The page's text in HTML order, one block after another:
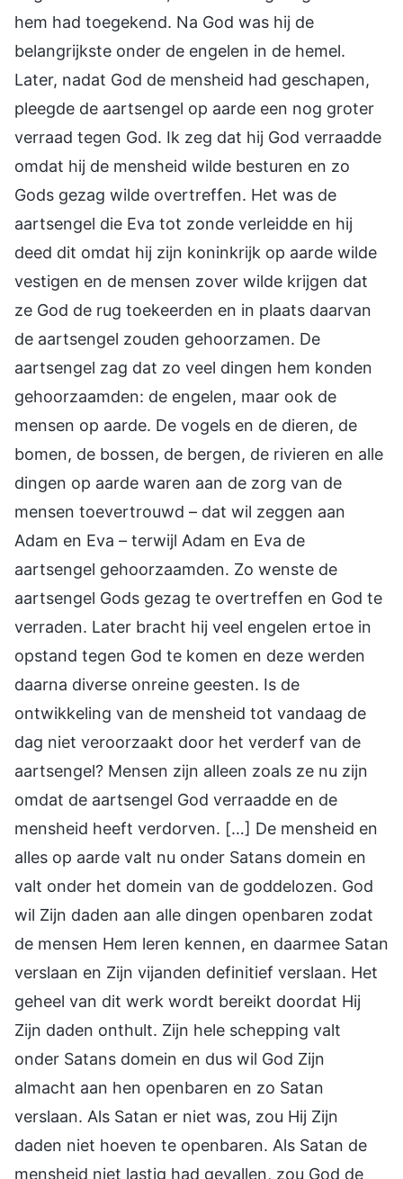
hem had toegekend. Na God was hij de
belangrijkste onder de engelen in de hemel.
Later, nadat God de mensheid had geschapen,
pleegde de aartsengel op aarde een nog groter
verraad tegen God. Ik zeg dat hij God verraadde
omdat hij de mensheid wilde besturen en zo
Gods gezag wilde overtreffen. Het was de
aartsengel die Eva tot zonde verleidde en hij
deed dit omdat hij zijn koninkrijk op aarde wilde
vestigen en de mensen zover wilde krijgen dat
ze God de rug toekeerden en in plaats daarvan
de aartsengel zouden gehoorzamen. De
aartsengel zag dat zo veel dingen hem konden
gehoorzaamden: de engelen, maar ook de
mensen op aarde. De vogels en de dieren, de
bomen, de bossen, de bergen, de rivieren en alle
dingen op aarde waren aan de zorg van de
mensen toevertrouwd – dat wil zeggen aan
Adam en Eva – terwijl Adam en Eva de
aartsengel gehoorzaamden. Zo wenste de
aartsengel Gods gezag te overtreffen en God te
verraden. Later bracht hij veel engelen ertoe in
opstand tegen God te komen en deze werden
daarna diverse onreine geesten. Is de
ontwikkeling van de mensheid tot vandaag de
dag niet veroorzaakt door het verderf van de
aartsengel? Mensen zijn alleen zoals ze nu zijn
omdat de aartsengel God verraadde en de
mensheid heeft verdorven. […] De mensheid en
alles op aarde valt nu onder Satans domein en
valt onder het domein van de goddelozen. God
wil Zijn daden aan alle dingen openbaren zodat
de mensen Hem leren kennen, en daarmee Satan
verslaan en Zijn vijanden definitief verslaan. Het
geheel van dit werk wordt bereikt doordat Hij
Zijn daden onthult. Zijn hele schepping valt
onder Satans domein en dus wil God Zijn
almacht aan hen openbaren en zo Satan
verslaan. Als Satan er niet was, zou Hij Zijn
daden niet hoeven te openbaren. Als Satan de
mensheid niet lastig had gevallen, zou God de